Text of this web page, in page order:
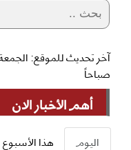
صباحاً
أهم الأخبار الان
اليوم هذا الأسبوع